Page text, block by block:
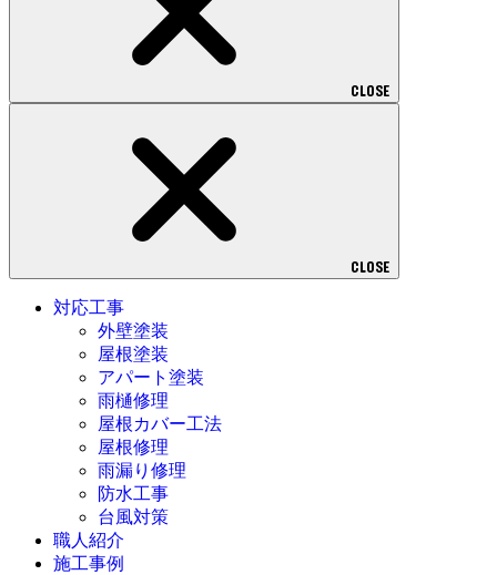
CLOSE
CLOSE
対応工事
外壁塗装
屋根塗装
アパート塗装
雨樋修理
屋根カバー工法
屋根修理
雨漏り修理
防水工事
台風対策
職人紹介
施工事例